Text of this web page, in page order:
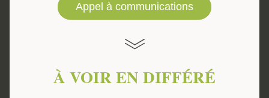
Appel à communications
À VOIR EN DIFFÉRÉ